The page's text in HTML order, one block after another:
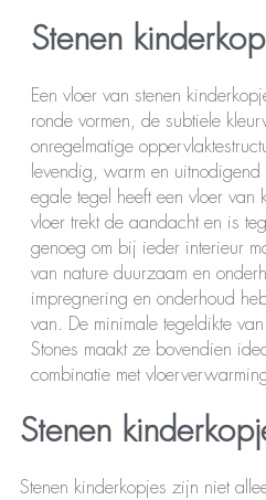
Stenen
Een vloer van stenen
ronde vormen, de subtiele
onregelmatige
levendig, warm en
egale tegel heeft een vloer van
vloer trekt de aandacht en is
genoeg om bij ieder interieur
van nature duurzaam en
impregnering en onderhoud
van. De minimale tegeldikte
Stones maakt ze bovendien
combinatie met
Stenen
Stenen kinderkopjes zijn niet